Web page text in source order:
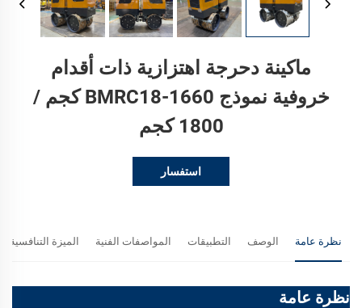
ماكينة دحرجة اهتزازية ذات أقدام
خروفية نموذج BMRC18-1660 كجم /
1800 كجم
استفسار
نظرة عامة الوصف التطبيقات المواصفات الفنية الميزة التنافسية
نظرة عامة